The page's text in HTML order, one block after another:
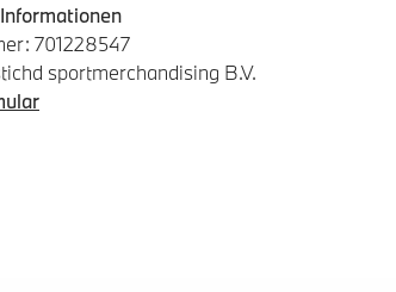
701228547
sportmerchandising B.V.